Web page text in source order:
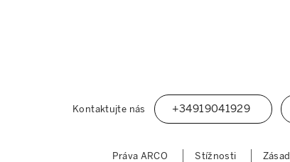
Kontaktujte nás +34919041929
Práva ARCO Stížnosti